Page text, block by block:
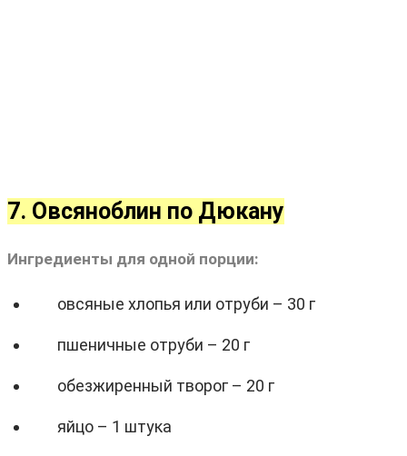
7. Овсяноблин по Дюкану
Ингредиенты для одной порции:
овсяные хлопья или отруби – 30 г
пшеничные отруби – 20 г
обезжиренный творог – 20 г
яйцо – 1 штука